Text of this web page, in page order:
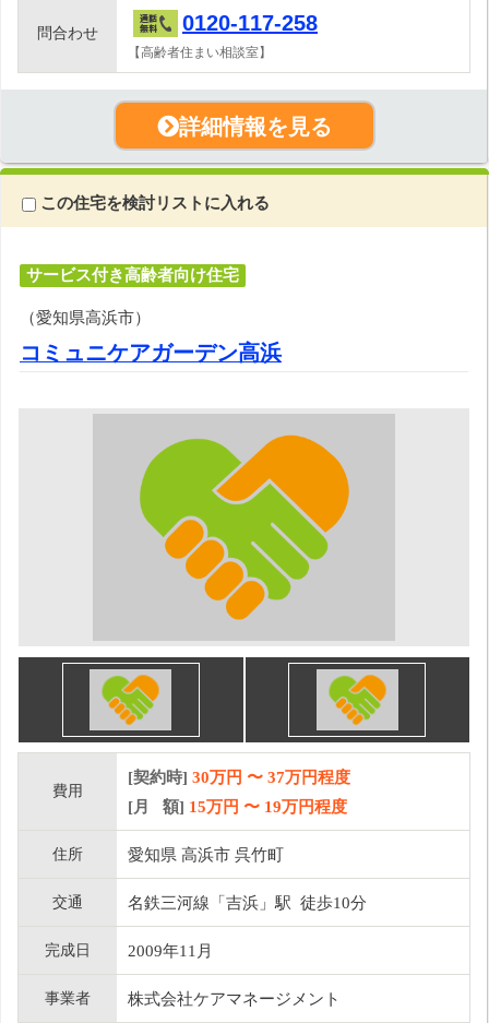
問合わせ 0120-117-258
【高齢者住まい相談室】
詳細情報を見る
この住宅を検討リストに入れる
サービス付き高齢者向け住宅
（愛知県高浜市）
コミュニケアガーデン高浜
費用
[契約時] 30万円 〜 37万円程度
[月 額] 15万円 〜 19万円程度
住所 愛知県 高浜市 呉竹町
交通 名鉄三河線「吉浜」駅 徒歩10分
完成日 2009年11月
事業者 株式会社ケアマネージメント